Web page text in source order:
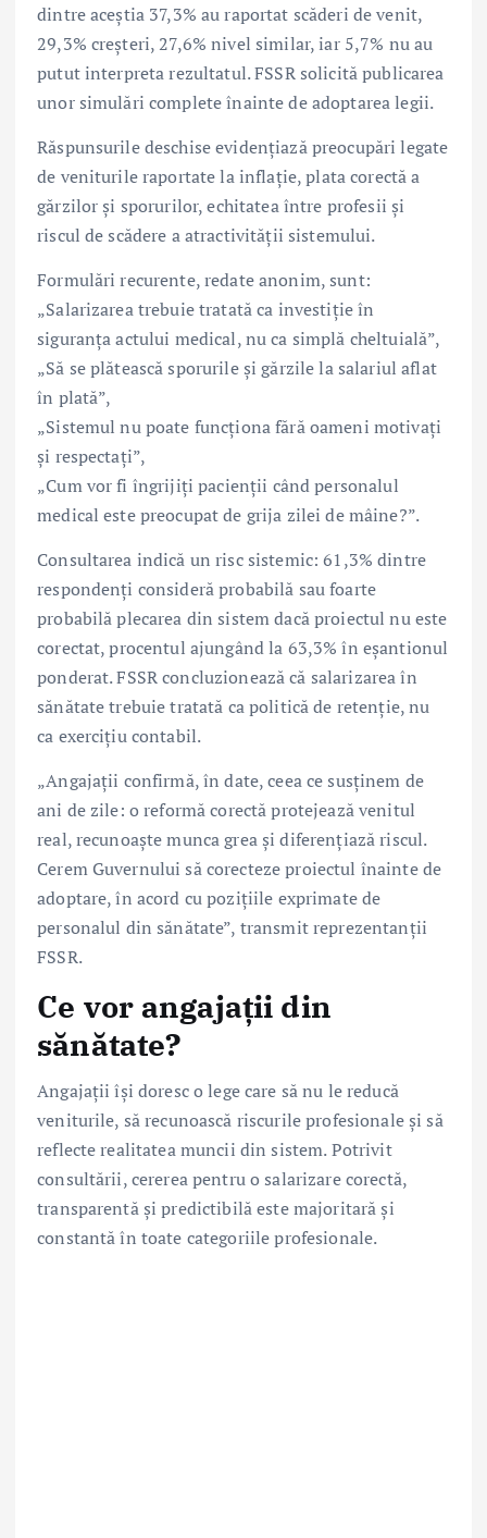
dintre aceștia 37,3% au raportat scăderi de venit,
29,3% creșteri, 27,6% nivel similar, iar 5,7% nu au
putut interpreta rezultatul. FSSR solicită publicarea
unor simulări complete înainte de adoptarea legii.
Răspunsurile deschise evidențiază preocupări legate
de veniturile raportate la inflație, plata corectă a
gărzilor și sporurilor, echitatea între profesii și
riscul de scădere a atractivității sistemului.
Formulări recurente, redate anonim, sunt:
„Salarizarea trebuie tratată ca investiție în
siguranța actului medical, nu ca simplă cheltuială”,
„Să se plătească sporurile și gărzile la salariul aflat
în plată”,
„Sistemul nu poate funcționa fără oameni motivați
și respectați”,
„Cum vor fi îngrijiți pacienții când personalul
medical este preocupat de grija zilei de mâine?”.
Consultarea indică un risc sistemic: 61,3% dintre
respondenți consideră probabilă sau foarte
probabilă plecarea din sistem dacă proiectul nu este
corectat, procentul ajungând la 63,3% în eșantionul
ponderat. FSSR concluzionează că salarizarea în
sănătate trebuie tratată ca politică de retenție, nu
ca exercițiu contabil.
„Angajații confirmă, în date, ceea ce susținem de
ani de zile: o reformă corectă protejează venitul
real, recunoaște munca grea și diferențiază riscul.
Cerem Guvernului să corecteze proiectul înainte de
adoptare, în acord cu pozițiile exprimate de
personalul din sănătate”, transmit reprezentanții
FSSR.
Ce vor angajații din
sănătate?
Angajații își doresc o lege care să nu le reducă
veniturile, să recunoască riscurile profesionale și să
reflecte realitatea muncii din sistem. Potrivit
consultării, cererea pentru o salarizare corectă,
transparentă și predictibilă este majoritară și
constantă în toate categoriile profesionale.